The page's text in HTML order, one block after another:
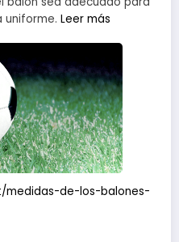
uniforme. Leer más
medidas-de-los-balones-